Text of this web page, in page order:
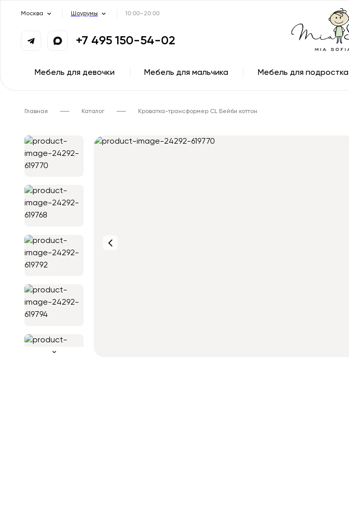
Москва Шоурумы 10:00–20:00
+7 495 150-54-02
Мебель для девочки Мебель для мальчика Мебель для подростка
Главная Каталог Кроватка-трансформер CL Бейби коттон